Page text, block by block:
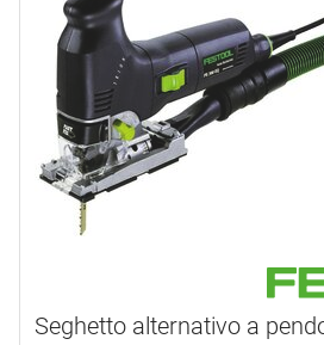
Seghetto alternativo a